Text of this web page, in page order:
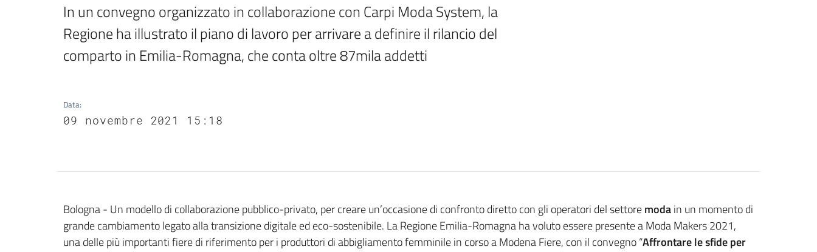
In un convegno organizzato in collaborazione con Carpi Moda System, la
Regione ha illustrato il piano di lavoro per arrivare a definire il rilancio del
comparto in Emilia-Romagna, che conta oltre 87mila addetti
Data:
09 novembre 2021 15:18
Contenuto
Bologna - Un modello di collaborazione pubblico-privato, per creare un’occasione di confronto diretto con gli operatori del settoremodain un momento di
grande cambiamento legato alla transizione digitale ed eco-sostenibile. La Regione Emilia-Romagna ha voluto essere presente a Moda Makers 2021,
una delle più importanti fiere di riferimento per i produttori di abbigliamento femminile in corso a Modena Fiere, con il convegno “Affrontare le sfide per